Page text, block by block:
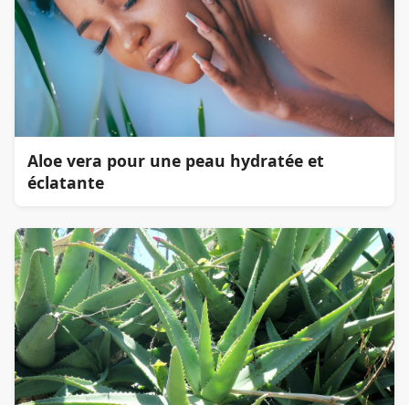
Aloe vera pour une peau hydratée et
éclatante